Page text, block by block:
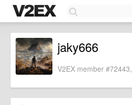
jaky666
V2EX member